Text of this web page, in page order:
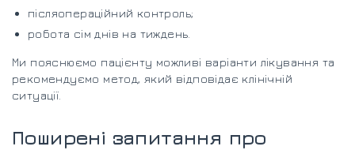
післяопераційний контроль;
робота сім днів на тиждень.
Ми пояснюємо пацієнту можливі варіанти лікування та
рекомендуємо метод, який відповідає клінічній
ситуації.
Поширені запитання про